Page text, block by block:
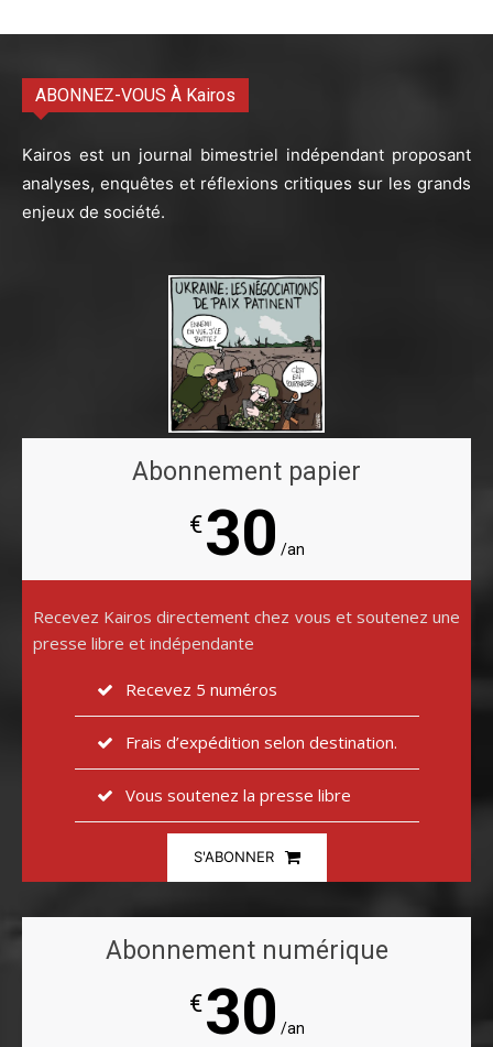
ABONNEZ-VOUS À Kairos
Kairos est un journal bimestriel indépendant proposant
analyses, enquêtes et réflexions critiques sur les grands
enjeux de société.
Abonnement papier
€30 /an
Recevez Kairos directement chez vous et soutenez une
presse libre et indépendante
Recevez 5 numéros
Frais d’expédition selon destination.
Vous soutenez la presse libre
S'ABONNER
Abonnement numérique
€30 /an